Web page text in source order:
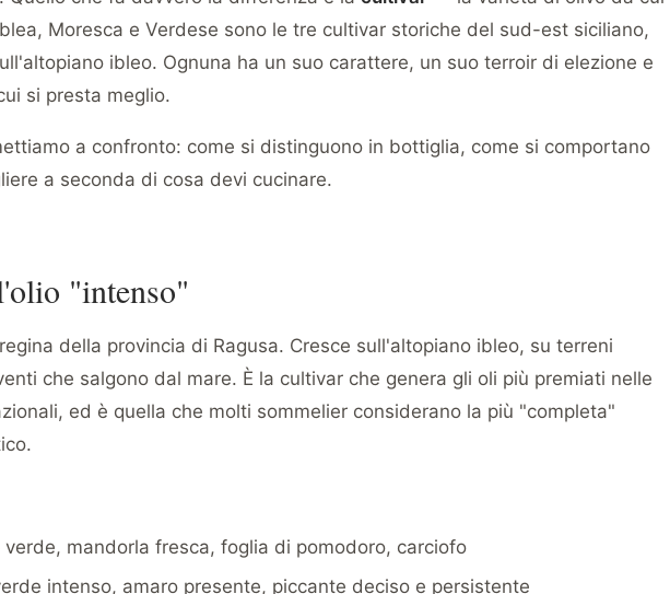
Moresca e Verdese sono le tre cultivar storiche del sud-est siciliano,
ibleo. Ognuna ha un suo carattere, un suo terroir di elezione e
si presta meglio.
a confronto: come si distinguono in bottiglia, come si comportano
a seconda di cosa devi cucinare.
"intenso"
della provincia di Ragusa. Cresce sull'altopiano ibleo, su terreni
che salgono dal mare. È la cultivar che genera gli oli più premiati nelle
ed è quella che molti sommelier considerano la più "completa"
mandorla fresca, foglia di pomodoro, carciofo
intenso, amaro presente, piccante deciso e persistente